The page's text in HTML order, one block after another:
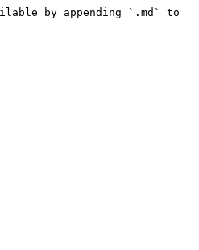
by appending `.md` to